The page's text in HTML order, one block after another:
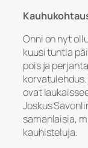
Onni on nyt
kuusi tuntia
pois ja
ovat
Joskus
samanlaisia,
kauhisteluja.